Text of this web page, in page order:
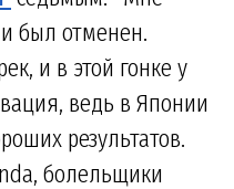
был отменен.
и в этой гонке у
ведь в Японии
результатов.
болельщики